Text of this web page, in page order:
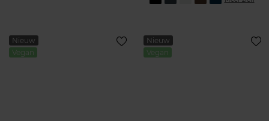
Nieuw
Vegan
Nieuw
Vegan